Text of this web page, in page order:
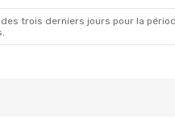
trois derniers jours pour la